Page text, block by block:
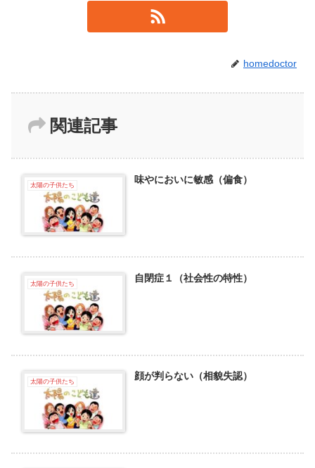
homedoctor
関連記事
太陽の子供たち 味やにおいに敏感（偏食）
太陽の子供たち 自閉症１（社会性の特性）
太陽の子供たち 顔が判らない（相貌失認）